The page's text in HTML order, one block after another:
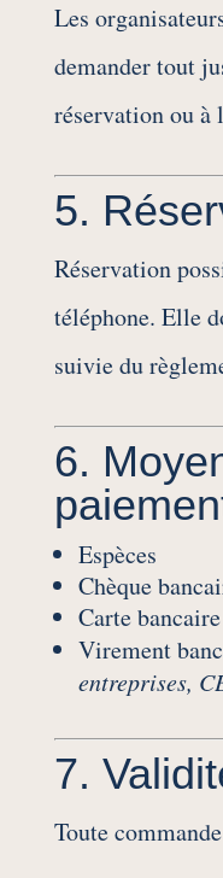
Les
demander tout
réservation ou à
5.
Réservation
téléphone. Elle
suivie du
6.
Espèces
Chèque
Carte
Virement
entreprises,
7.
Toute